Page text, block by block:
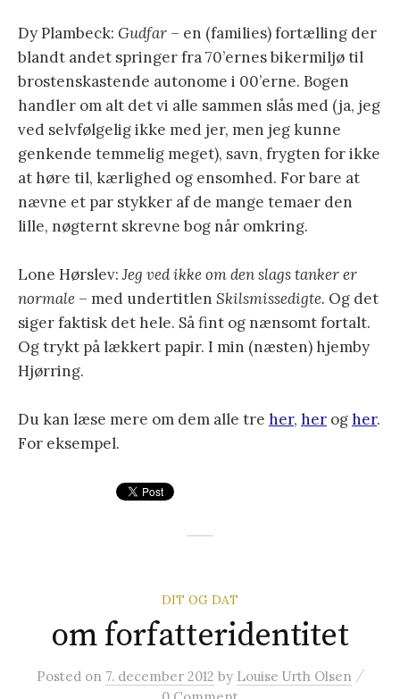
Dy Plambeck: Gudfar – en (families) fortælling der
blandt andet springer fra 70’ernes bikermiljø til
brostenskastende autonome i 00’erne. Bogen
handler om alt det vi alle sammen slås med (ja, jeg
ved selvfølgelig ikke med jer, men jeg kunne
genkende temmelig meget), savn, frygten for ikke
at høre til, kærlighed og ensomhed. For bare at
nævne et par stykker af de mange temaer den
lille, nøgternt skrevne bog når omkring.
Lone Hørslev:Jeg ved ikke om den slags tanker er
normale – med undertitlen Skilsmissedigte. Og det
siger faktisk det hele. Så fint og nænsomt fortalt.
Og trykt på lækkert papir. I min (næsten) hjemby
Hjørring.
Du kan læse mere om dem alle tre her, her ogher.
For eksempel.
DIT OG DAT
om forfatteridentitet
Posted on 7. december 2012 by Louise Urth Olsen /